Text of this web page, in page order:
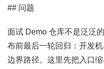
## 问题
面试 Demo 仓库不是泛泛
布前最后一轮回归：开发
边界路径。这里先把入口